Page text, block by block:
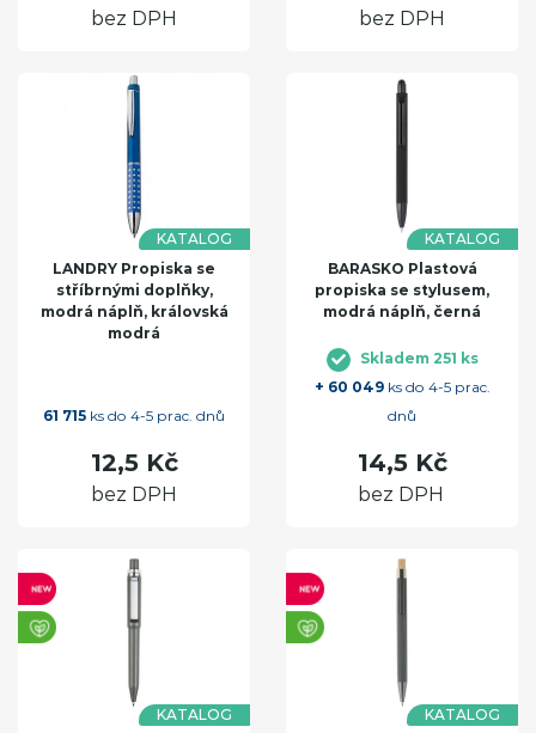
bez DPH bez DPH
KATALOG
LANDRY Propiska se
stříbrnými doplňky,
modrá náplň, královská
modrá
61 715 ks do 4-5 prac. dnů
12,5 Kč
bez DPH
KATALOG
BARASKO Plastová
propiska se stylusem,
modrá náplň, černá
Skladem 251 ks
+ 60 049ks do 4-5 prac.
dnů
14,5 Kč
bez DPH
KATALOG
KATALOG